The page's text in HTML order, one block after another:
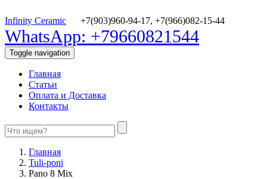
Infinity Ceramic +7(903)960-94-17, +7(966)082-15-44
WhatsApp: +79660821544
Toggle navigation
Главная
Статьи
Оплата и Доставка
Контакты
Главная
Tuli-poni
Pano 8 Mix